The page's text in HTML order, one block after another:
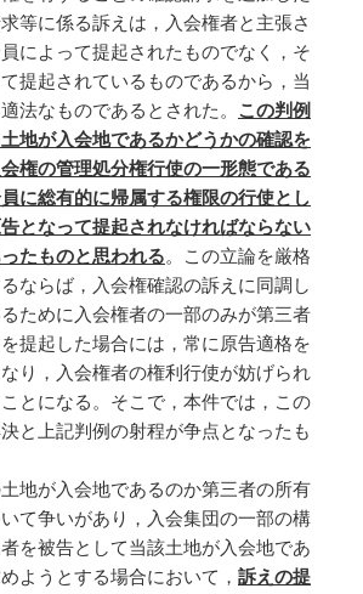
等に係る訴えは，入会権者と主張さ
によって提起されたものでなく，そ
提起されているものであるから，当
法なものであるとされた。 この判例
地が入会地であるかどうかの確認を
権の管理処分権行使の一形態である
に総有的に帰属する権限の行使とし
となって提起されなければならない
たものと思われる。この立論を厳格
ならば，入会権確認の訴えに同調し
ために入会権者の一部のみが第三者
提起した場合には，常に原告適格を
り，入会権者の権利行使が妨げられ
とになる。そこで，本件では，この
と上記判例の射程が争点となったも
土地が入会地であるのか第三者の所有
て争いがあり，入会集団の一部の構
を被告として当該土地が入会地であ
ようとする場合において， 訴えの提